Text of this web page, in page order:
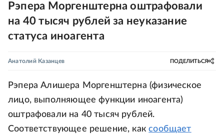
Рэпера Моргенштерна оштрафовали
на 40 тысяч рублей за неуказание
статуса иноагента
Анатолий Казанцев ПОДЕЛИТЬСЯ
Рэпера Алишера Моргенштерна (физическое
лицо, выполняющее функции иноагента)
оштрафовали на 40 тысяч рублей.
Соответствующее решение, каксообщает